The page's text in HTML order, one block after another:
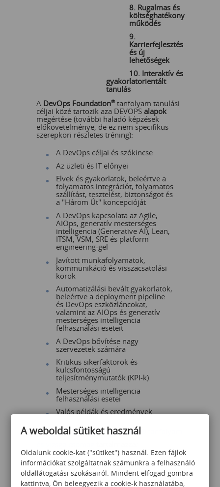
8. Rugalmas és
költséghatékony
működés
9.
Karrierfejlesztés
és új
lehetőségek
10. Interaktív és
gyakorlatorientált
tanulás
A DevOps Foundation® tanfolyam tanulási
céljai közé tartozik aza DEVOPS alapok
megértése (további haladó képzések
előkövetelménye, de ez nem specifikus
szerepköri részletes tréning):
A DevOps céljai és szókincse
Az üzleti és IT előnyei
Elvek és gyakorlatok, beleértve a
folyamatos integrációt, folyamatos
szállítást, tesztelést, biztonságot és
a "Három Út" koncepcióját
A DevOps kapcsolata az Agile,
AIOps, generatív mesterséges
intelligencia (Generative AI), Lean,
ITSM, VSM, SRE és platform
engineering-gel
Javított munkafolyamatok,
kommunikáció és visszacsatolási
körök
Automatizálási bevált gyakorlatok,
beleértve a deployment pipeline
és DevOps eszközláncokat,
valamint az AIOps és generatív
mesterséges intelligencia
felhasználási eseteit
A DevOps bővítése nagy
szervezetek számára
Kritikus sikerfaktorok és
kulcsfontosságú
teljesítménymutatók (KPI-k)
Mesterséges intelligencia
felhasználási esetei
Valós példák és eredmények
A 2 napos DevOps Foundation®
hivatalos Peoplecert által
biztosított angol nyelvű tananyag
(OTM)
A weboldal sütiket használ
Oldalunk cookie-kat ("sütiket") használ. Ezen fájlok
információkat szolgáltatnak számunkra a felhasználó
oldallátogatási szokásairól. Mindent elfogad gombra
kattintva, Ön beleegyezik a cookie-k használatába,